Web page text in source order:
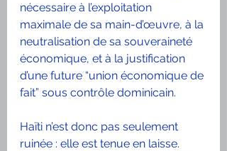
nécessaire à l’exploitation
maximale de sa main-d’œuvre, à la
neutralisation de sa souveraineté
économique, et à la justification
d’une future “union économique de
fait” sous contrôle dominicain.
Haïti n’est donc pas seulement
ruinée : elle est tenue en laisse.